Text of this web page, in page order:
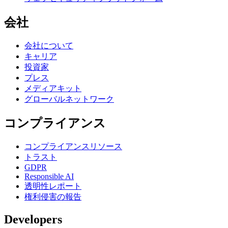
会社
会社について
キャリア
投資家
プレス
メディアキット
グローバルネットワーク
コンプライアンス
コンプライアンスリソース
トラスト
GDPR
Responsible AI
透明性レポート
権利侵害の報告
Developers